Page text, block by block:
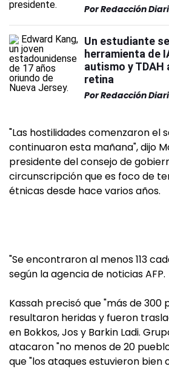
PorRedacción
Un estudiante
herramienta de
autismo y TDAH
retina
PorRedacción
"Las hostilidades comenzaron el
continuaron esta mañana", dijo
presidente del consejo de
circunscripción que es foco de
étnicas desde hace varios años.
"Se encontraron al menos 113
según la agencia de noticias AFP.
Kassah precisó que "más de 300
resultaron heridas y fueron
en Bokkos, Jos y Barkin Ladi.
atacaron "no menos de 20
que "los ataques estuvieron bien